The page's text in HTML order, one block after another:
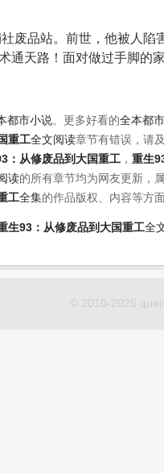
废品站。前世，他被人
通天路！面对做过手脚
都市小说。更多好看的全本都
重工全文阅读章节有错误，请
：从修废品到大国重工 ， 重生
读的所有章节均为网友更新，
工全集的作品版权、内容等方
生93：从修废品到大国重工全
© 2010-2026